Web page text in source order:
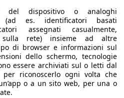
68 kW (90 PS)
14.0s
175 km/h
6
230 nm
1560 ccm
Diesel
del dispositivo o analoghi
(ad es. identificatori basati
assegnati casualmente,
sulla rete) insieme ad altre
di browser e informazioni sul
dello schermo, tecnologie
essere archiviati sul o letti dal
per riconoscerlo ogni volta che
o a un sito web, per una o